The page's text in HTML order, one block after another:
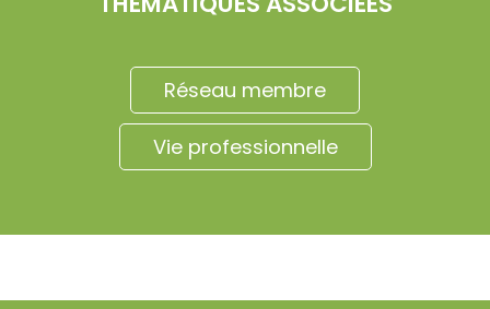
Réseau membre
Vie professionnelle